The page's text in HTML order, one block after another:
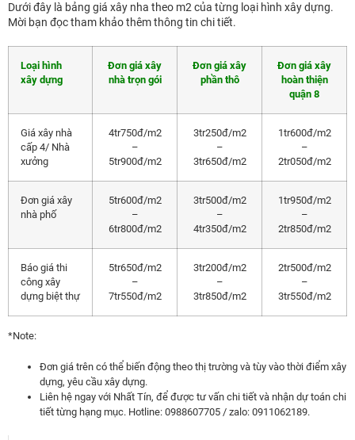
Dưới đây là bảng giá xây nha theo m2 của từng loại hình xây dựng.
Mời bạn đọc tham khảo thêm thông tin chi tiết.
Loại hình
xây dựng
Đơn giá xây
nhà trọn gói
Đơn giá xây
phần thô
Đơn giá xây
hoàn thiện
quận 8
Giá xây nhà
cấp 4/ Nhà
xưởng
4tr750đ/m2
–
5tr900đ/m2
3tr250đ/m2
–
3tr650đ/m2
1tr600đ/m2
–
2tr050đ/m2
Đơn giá xây
nhà phố
5tr600đ/m2
–
6tr800đ/m2
3tr500đ/m2
–
4tr350đ/m2
1tr950đ/m2
–
2tr850đ/m2
Báo giá thi
công xây
dựng biệt thự
5tr650đ/m2
–
7tr550đ/m2
3tr200đ/m2
–
3tr850đ/m2
2tr500đ/m2
–
3tr550đ/m2
*Note:
Đơn giá trên có thể biến động theo thị trường và tùy vào thời điểm xây
dựng, yêu cầu xây dựng.
Liên hệ ngay với Nhất Tín, để được tư vấn chi tiết và nhận dự toán chi
tiết từng hạng mục. Hotline: 0988607705 / zalo: 0911062189.